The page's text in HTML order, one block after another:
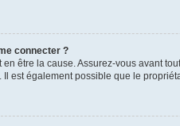
connecter ?
être la cause. Assurez-vous avant
est également possible que le